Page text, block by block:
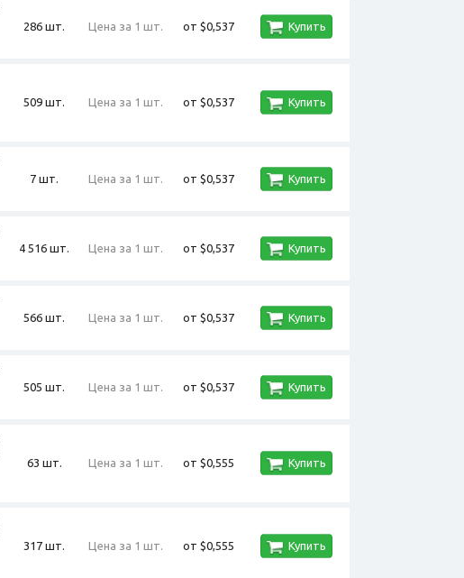
286 шт. Цена за 1 шт. от $0,537 Купить
509 шт. Цена за 1 шт. от $0,537 Купить
7 шт. Цена за 1 шт. от $0,537 Купить
4 516 шт. Цена за 1 шт. от $0,537 Купить
566 шт. Цена за 1 шт. от $0,537 Купить
505 шт. Цена за 1 шт. от $0,537 Купить
63 шт. Цена за 1 шт. от $0,555 Купить
317 шт. Цена за 1 шт. от $0,555 Купить